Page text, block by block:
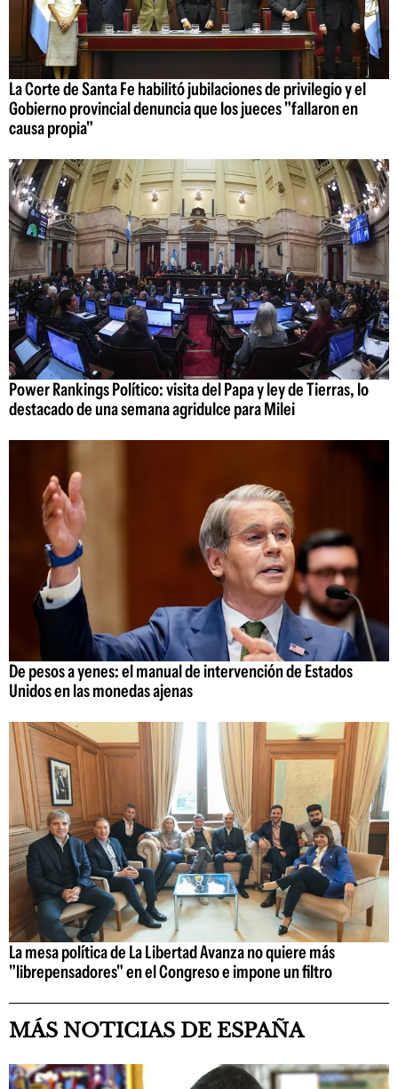
La Corte de Santa Fe habilitó jubilaciones de privilegio y el
Gobierno provincial denuncia que los jueces "fallaron en
causa propia"
Power Rankings Político: visita del Papa y ley de Tierras, lo
destacado de una semana agridulce para Milei
De pesos a yenes: el manual de intervención de Estados
Unidos en las monedas ajenas
La mesa política de La Libertad Avanza no quiere más
"librepensadores" en el Congreso e impone un filtro
MÁS NOTICIAS DE ESPAÑA